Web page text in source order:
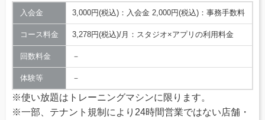
入会金 3,000円(税込)：入会金 2,000円(税込)：事務手数料
コース料金 3,278円(税込)/月：スタジオ×アプリの利用料金
回数料金 －
体験等 －
※使い放題はトレーニングマシンに限ります。
※一部、テナント規制により24時間営業ではない店舗・